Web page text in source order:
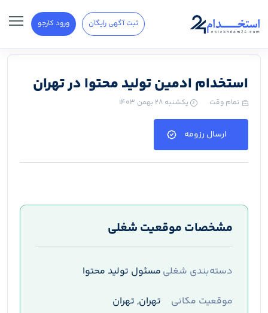
ثبت آگهی رایگان ورود کارجو
استخدام ادمین تولید محتوا در تهران
تمام وقت یکشنبه ۲۸ بهمن ۱۴۰۳
ارسال رزومه
مشخصات موقعیت شغلی
دسته‌بندی شغلی مسئول تولید محتوا
موقعیت مکانی
تهران, تهران